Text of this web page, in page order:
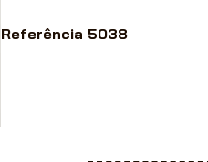
Referência 5038